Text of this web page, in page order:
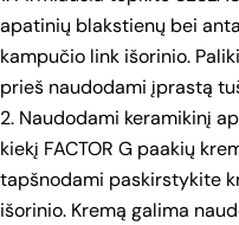
apatinių blakstienų bei
kampučio link išorinio.
prieš naudodami įprastą
2. Naudodami keramikinį
kiekį FACTOR G paakių
tapšnodami paskirstykite
išorinio. Kremą galima